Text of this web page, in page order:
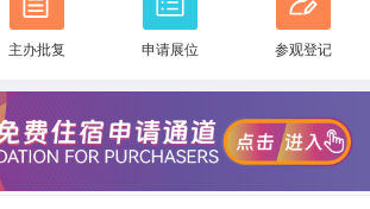
主办批复 申请展位 参观登记